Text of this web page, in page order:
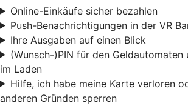
Online-Einkäufe sicher bezahlen
Push-Benachrichtigungen in der VR
Ihre Ausgaben auf einen Blick
(Wunsch-)PIN für den Geldautomaten
im Laden
Hilfe, ich habe meine Karte verloren
anderen Gründen sperren